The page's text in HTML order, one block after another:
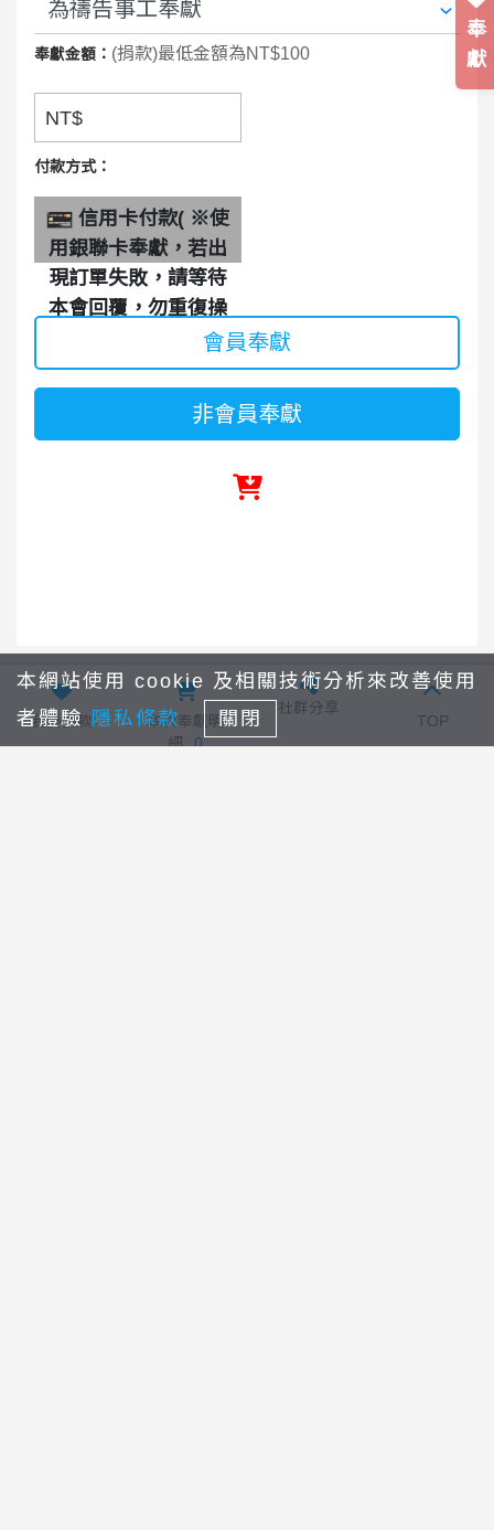
奉獻金額： (捐款)最低金額為NT$100
NT$
付款方式：
信用卡付款( ※使
用銀聯卡奉獻，若出
現訂單失敗，請等待
本會回覆，勿重復操
會員奉獻
非會員奉獻
全球教會運動部 回列表 大學事工
奉
獻
我要捐款
本次奉獻明
細
0
社群分享
TOP
本網站使用 cookie 及相關技術分析來改善使用
者體驗 隱私條款 關閉